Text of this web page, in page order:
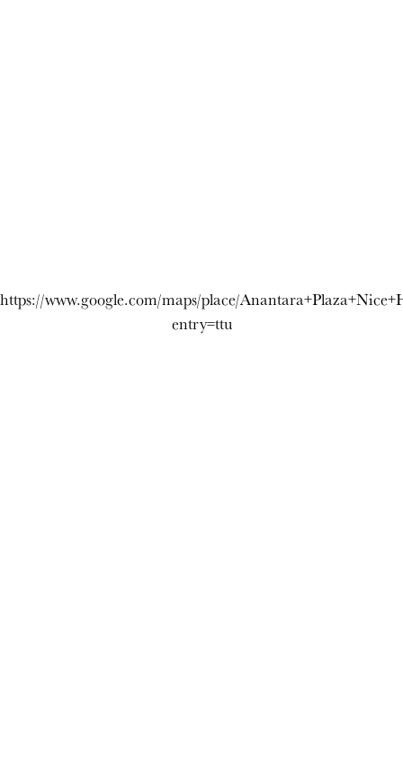
https://www.google.com/maps/place/
entry=ttu